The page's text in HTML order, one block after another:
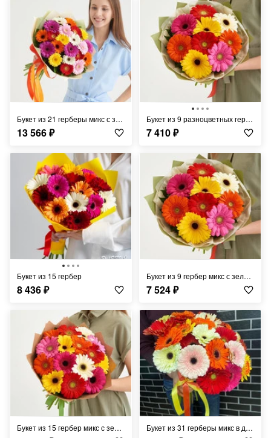
Букет из 21 герберы микс с зеленью в дизайнерском оформлении 40 см
13 566₽
Букет из 9 разноцветных гербер в дизайнерской упаковке
7 410₽
Букет из 15 гербер
8 436₽
Букет из 9 гербер микс с зеленью в дизайнерском оформлении 40 см
7 524₽
Букет из 15 гербер микс с зеленью в крафте 40 см Букет из 31 герберы микс в дизайнерском оформлении 45 см